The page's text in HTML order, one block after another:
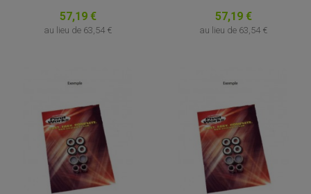
TRANSMISSION
AMORTISSEUR DE COUPLE
EMBRAYAGE MOTO
57,19 €
au lieu de 63,54 €
57,19 €
au lieu de 63,54 €